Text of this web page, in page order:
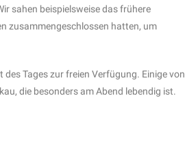
sahen beispielsweise das frühere
zusammengeschlossen hatten, um
Tages zur freien Verfügung. Einige von
die besonders am Abend lebendig ist.